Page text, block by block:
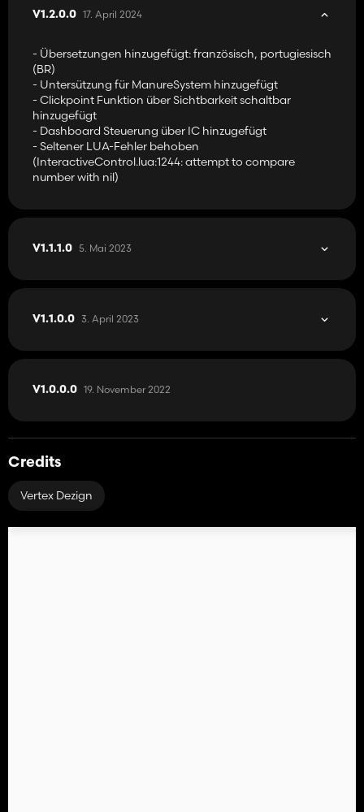
V1.2.0.0 17. April 2024
- Übersetzungen hinzugefügt: französisch, portugiesisch
(BR)
- Untersützung für ManureSystem hinzugefügt
- Clickpoint Funktion über Sichtbarkeit schaltbar
hinzugefügt
- Dashboard Steuerung über IC hinzugefügt
- Seltener LUA-Fehler behoben
(InteractiveControl.lua:1244: attempt to compare
number with nil)
V1.1.1.0 5. Mai 2023
V1.1.0.0 3. April 2023
V1.0.0.0 19. November 2022
Credits
Vertex Dezign